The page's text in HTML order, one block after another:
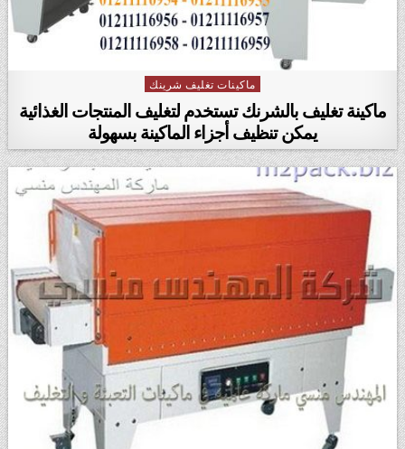
Posted in
ماكينات تغليف شرينك
ماكينة تغليف بالشرنك تستخدم لتغليف المنتجات الغذائية
يمكن تنظيف أجزاء الماكينة بسهولة